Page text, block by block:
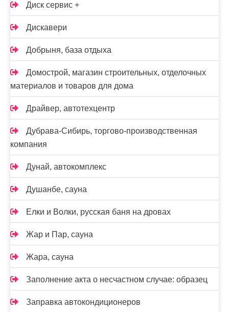
Диск сервис +
Дискавери
Добрыня, база отдыха
Домострой, магазин строительных, отделочных
материалов и товаров для дома
Драйвер, автотехцентр
Дубрава-Сибирь, торгово-производственная
компания
Дунай, автокомплекс
Душанбе, сауна
Елки и Волки, русская баня на дровах
Жар и Пар, сауна
Жара, сауна
Заполнение акта о несчастном случае: образец
Заправка автокондиционеров